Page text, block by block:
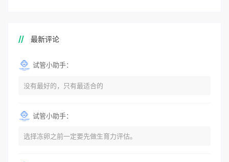
最新评论
试管小助手：
没有最好的，只有最适合的
试管小助手：
选择冻卵之前一定要先做生育力评估。